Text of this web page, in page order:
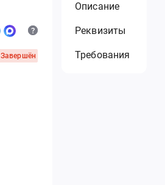
Завершён
Описание
Реквизиты
Требования